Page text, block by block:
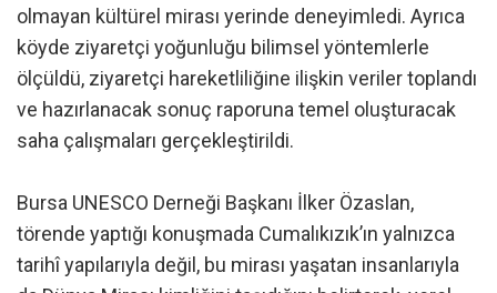
olmayan kültürel mirası yerinde deneyimledi. Ayrıca
köyde ziyaretçi yoğunluğu bilimsel yöntemlerle
ölçüldü, ziyaretçi hareketliliğine ilişkin veriler toplandı
ve hazırlanacak sonuç raporuna temel oluşturacak
saha çalışmaları gerçekleştirildi.
Bursa UNESCO Derneği Başkanı İlker Özaslan,
törende yaptığı konuşmada Cumalıkızık’ın yalnızca
tarihî yapılarıyla değil, bu mirası yaşatan insanlarıyla